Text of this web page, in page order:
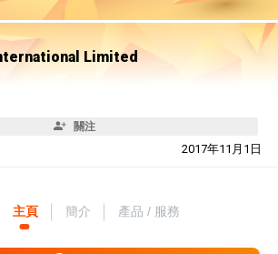
Limited
關注
2017年11月1日
主頁 簡介 產品 / 服務